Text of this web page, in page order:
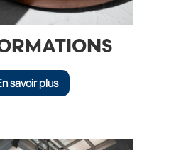
savoir plus